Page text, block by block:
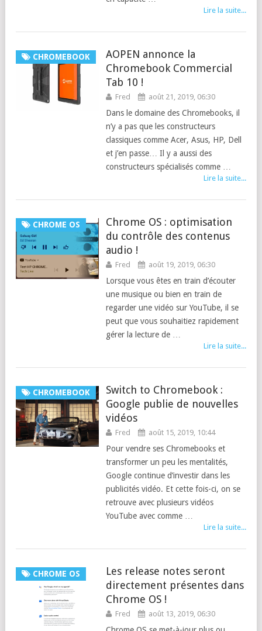
Lire la suite...
CHROMEBOOK
AOPEN annonce la
Chromebook Commercial
Tab 10 !
Fred août 21, 2019, 06:30
Dans le domaine des Chromebooks, il
n’y a pas que les constructeurs
classiques comme Acer, Asus, HP, Dell
et j’en passe… Il y a aussi des
constructeurs spécialisés comme …
Lire la suite...
CHROME OS
Chrome OS : optimisation
du contrôle des contenus
audio !
Fred août 19, 2019, 06:30
Lorsque vous êtes en train d’écouter
une musique ou bien en train de
regarder une vidéo sur YouTube, il se
peut que vous souhaitiez rapidement
gérer la lecture de …
Lire la suite...
CHROMEBOOK
Switch to Chromebook :
Google publie de nouvelles
vidéos
Fred août 15, 2019, 10:44
Pour vendre ses Chromebooks et
transformer un peu les mentalités,
Google continue d’investir dans les
publicités vidéo. Et cette fois-ci, on se
retrouve avec plusieurs vidéos
YouTube avec comme …
Lire la suite...
CHROME OS
Les release notes seront
directement présentes dans
Chrome OS !
Fred août 13, 2019, 06:30